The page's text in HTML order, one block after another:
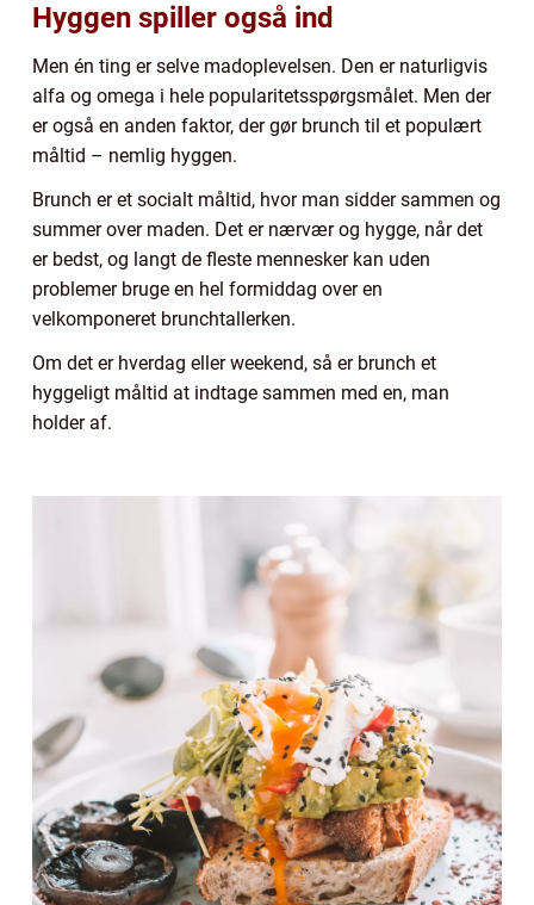
Hyggen spiller også ind
Men én ting er selve madoplevelsen. Den er naturligvis
alfa og omega i hele popularitetsspørgsmålet. Men der
er også en anden faktor, der gør brunch til et populært
måltid – nemlig hyggen.
Brunch er et socialt måltid, hvor man sidder sammen og
summer over maden. Det er nærvær og hygge, når det
er bedst, og langt de fleste mennesker kan uden
problemer bruge en hel formiddag over en
velkomponeret brunchtallerken.
Om det er hverdag eller weekend, så er brunch et
hyggeligt måltid at indtage sammen med en, man
holder af.